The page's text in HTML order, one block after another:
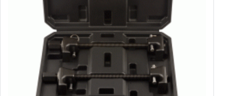
Стяжки пружин кованые усиленные с фиксаторами